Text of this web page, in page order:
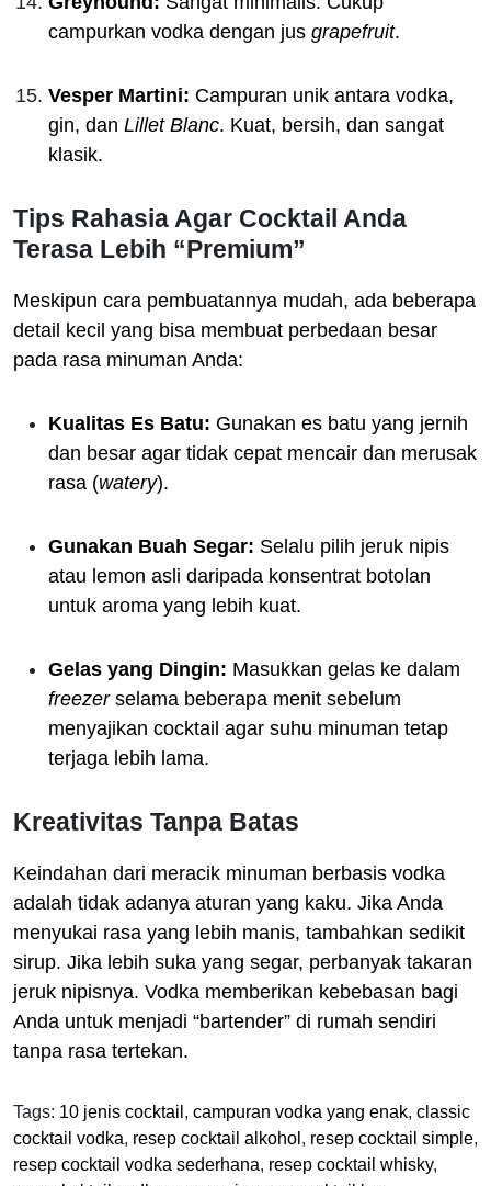
campurkan vodka dengan jus grapefruit.
Vesper Martini: Campuran unik antara vodka,
gin, dan Lillet Blanc. Kuat, bersih, dan sangat
klasik.
Tips Rahasia Agar Cocktail Anda
Terasa Lebih “Premium”
Meskipun cara pembuatannya mudah, ada beberapa
detail kecil yang bisa membuat perbedaan besar
pada rasa minuman Anda:
Kualitas Es Batu: Gunakan es batu yang jernih
dan besar agar tidak cepat mencair dan merusak
rasa (watery).
Gunakan Buah Segar: Selalu pilih jeruk nipis
atau lemon asli daripada konsentrat botolan
untuk aroma yang lebih kuat.
Gelas yang Dingin: Masukkan gelas ke dalam
freezerselama beberapa menit sebelum
menyajikan cocktail agar suhu minuman tetap
terjaga lebih lama.
Kreativitas Tanpa Batas
Keindahan dari meracik minuman berbasis vodka
adalah tidak adanya aturan yang kaku. Jika Anda
menyukai rasa yang lebih manis, tambahkan sedikit
sirup. Jika lebih suka yang segar, perbanyak takaran
jeruk nipisnya. Vodka memberikan kebebasan bagi
Anda untuk menjadi “bartender” di rumah sendiri
tanpa rasa tertekan.
Tags: 10 jenis cocktail , campuran vodka yang enak, classic
cocktail vodka, resep cocktail alkohol , resep cocktail simple,
resep cocktail vodka sederhana, resep cocktail whisky,